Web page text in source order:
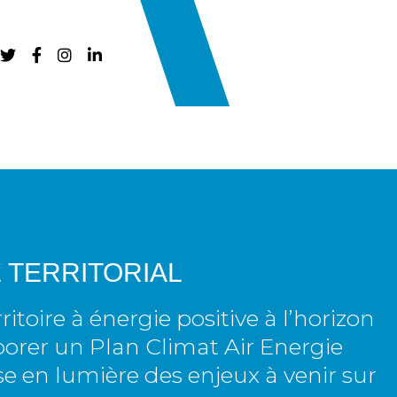
VOTRE RECHERCHE ?
ADS
LOISIRS ET
TOURISME
PROGRAMMATION
CULTURELLE
MICRO-FOLIE
à énergie positive à l’horizon
un Plan Climat Air Energie
en lumière des enjeux à venir sur